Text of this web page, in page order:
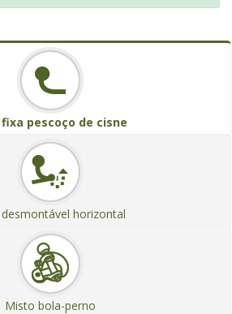
fixa pescoço de cisne
horizontal
Misto bola-perno